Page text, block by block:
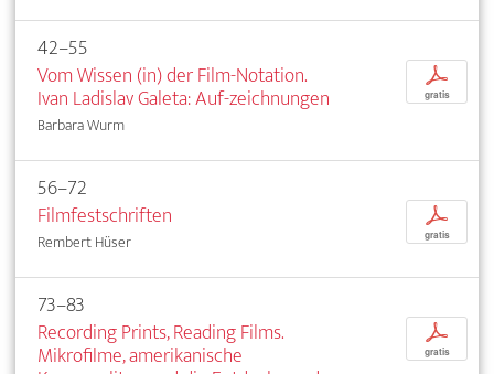
42–55
Vom Wissen (in) der Film-Notation.
Ivan Ladislav Galeta: Auf-zeichnungen
Barbara Wurm
p
gratis
56–72
Filmfestschriften
Rembert Hüser
p
gratis
73–83
Recording Prints, Reading Films.
Mikrofilme, amerikanische
p
gratis